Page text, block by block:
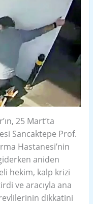
25 Mart’ta
Sancaktepe Prof.
Hastanesi’nin
aniden
hekim, kalp krizi
ve aracıyla ana
dikkatini